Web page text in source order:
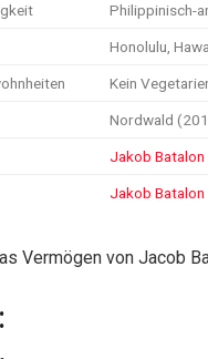
Philippinisch-
Honolulu,
Kein
Nordwald
Jakob Batalon
Jakob Batalon